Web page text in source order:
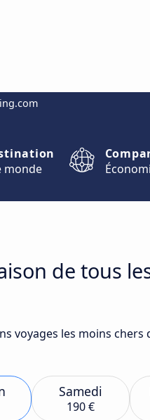
monde
de tous
voyages les moins
Samedi
190 €